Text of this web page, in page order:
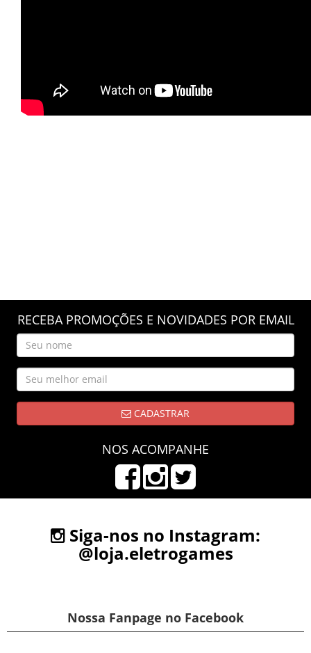
RECEBA PROMOÇÕES E NOVIDADES POR EMAIL
CADASTRAR
NOS ACOMPANHE
Siga-nos no Instagram:
@loja.eletrogames
Nossa Fanpage no Facebook